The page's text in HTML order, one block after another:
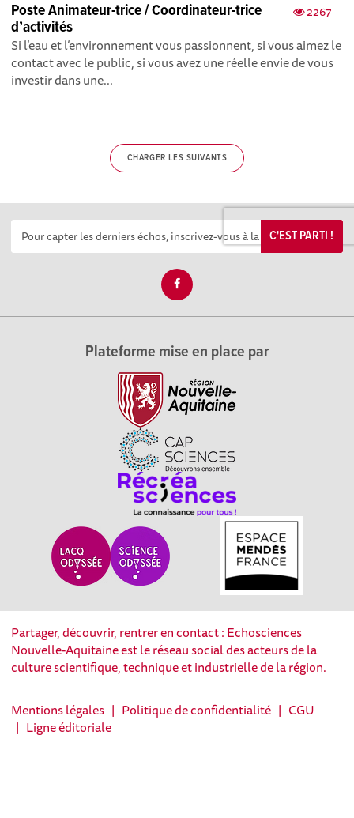
2267
Poste Animateur-trice / Coordinateur-trice
d’activités
Si l’eau et l’environnement vous passionnent, si vous aimez le
contact avec le public, si vous avez une réelle envie de vous
investir dans une...
CHARGER LES SUIVANTS
C'EST PARTI !
Plateforme mise en place par
Partager, découvrir, rentrer en contact : Echosciences
Nouvelle-Aquitaine est le réseau social des acteurs de la
culture scientifique, technique et industrielle de la région.
Mentions légales | Politique de confidentialité | CGU
| Ligne éditoriale